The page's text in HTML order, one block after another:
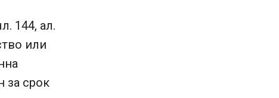
144, ал.
или
за срок